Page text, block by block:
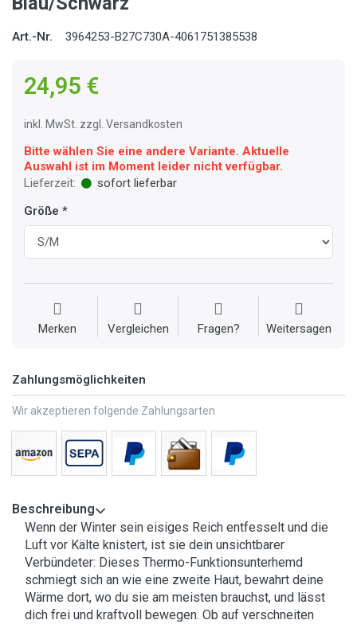
Art.-Nr. 3964253-B27C730A-4061751385538
24,95 €
inkl. MwSt. zzgl. Versandkosten
Bitte wählen Sie eine andere Variante. Aktuelle
Auswahl ist im Moment leider nicht verfügbar.
Lieferzeit:
sofort lieferbar
Größe
Merken Vergleichen Fragen? Weitersagen
Zahlungsmöglichkeiten
Wir akzeptieren folgende Zahlungsarten
Beschreibung
Wenn der Winter sein eisiges Reich entfesselt und die
Luft vor Kälte knistert, ist sie dein unsichtbarer
Verbündeter: Dieses Thermo-Funktionsunterhemd
schmiegt sich an wie eine zweite Haut, bewahrt deine
Wärme dort, wo du sie am meisten brauchst, und lässt
dich frei und kraftvoll bewegen. Ob auf verschneiten